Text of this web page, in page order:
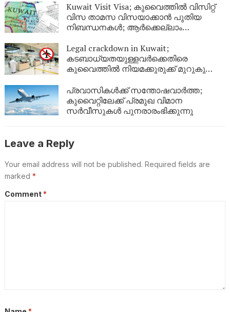
Kuwait Visit Visa; കുവൈത്തിൽ വിസിറ്റ്
വിസ താമസ വിസയാക്കാൻ പുതിയ
നിബന്ധനകൾ; ആർക്കെല്ലാം
Legal crackdown in Kuwait;
കടബാധ്യതയുള്ളവർക്കെതിരെ
കുവൈത്തിൽ നിയമക്കുരുക്ക് മുറുകുന്നു;
യാത്രാവിലക്ക്
പ്രവാസികൾക്ക് സന്തോഷവാർത്ത;
കുവൈറ്റിലേക്ക് പ്രമുഖ വിമാന
സർവീസുകൾ പുനരാരംഭിക്കുന്നു
Leave a Reply
Your email address will not be published. Required fields are
marked *
Comment *